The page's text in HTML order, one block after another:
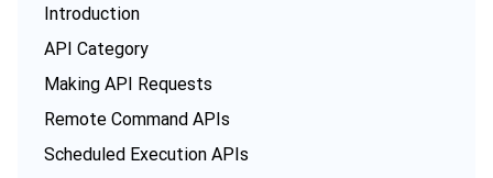
云顾问 - 混沌演练
配额中心
云顾问-Tencent RTC 云助手
控制台相关
认证信息
Introduction
API Category
Making API Requests
Remote Command APIs
Scheduled Execution APIs